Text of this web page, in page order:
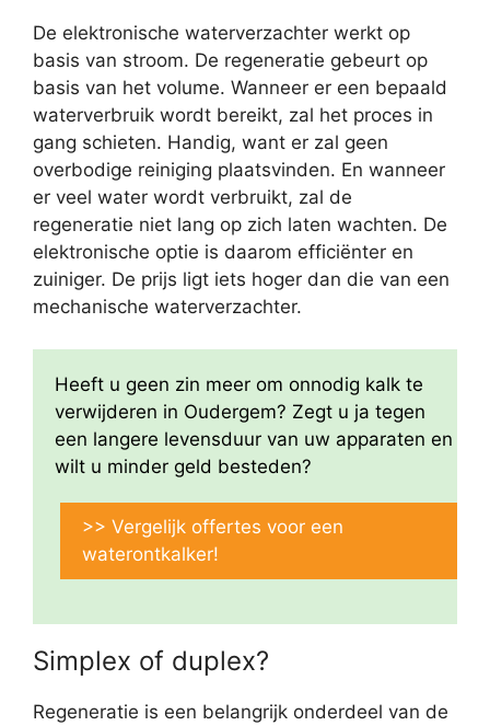
De elektronische waterverzachter werkt op
basis van stroom. De regeneratie gebeurt op
basis van het volume. Wanneer er een bepaald
waterverbruik wordt bereikt, zal het proces in
gang schieten. Handig, want er zal geen
overbodige reiniging plaatsvinden. En wanneer
er veel water wordt verbruikt, zal de
regeneratie niet lang op zich laten wachten. De
elektronische optie is daarom efficiënter en
zuiniger. De prijs ligt iets hoger dan die van een
mechanische waterverzachter.
Heeft u geen zin meer om onnodig kalk te
verwijderen in Oudergem? Zegt u ja tegen
een langere levensduur van uw apparaten en
wilt u minder geld besteden?
>> Vergelijk offertes voor een
waterontkalker!
Simplex of duplex?
Regeneratie is een belangrijk onderdeel van de